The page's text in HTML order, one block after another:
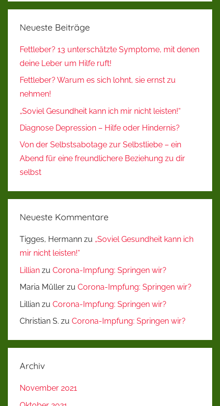
Neueste Beiträge
Fettleber? 13 unterschätzte Symptome, mit denen
deine Leber um Hilfe ruft!
Fettleber? Warum es sich lohnt, sie ernst zu
nehmen!
„Soviel Gesundheit kann ich mir nicht leisten!“
Diagnose Depression – Hilfe oder Hindernis?
Von der Selbstsabotage zur Selbstliebe – ein
Abend für eine freundlichere Beziehung zu dir
selbst
Neueste Kommentare
Tigges, Hermann zu „Soviel Gesundheit kann ich
mir nicht leisten!“
Lillian zu Corona-Impfung: Springen wir?
Maria Müller zu Corona-Impfung: Springen wir?
Lillian zu Corona-Impfung: Springen wir?
Christian S. zu Corona-Impfung: Springen wir?
Archiv
November 2021